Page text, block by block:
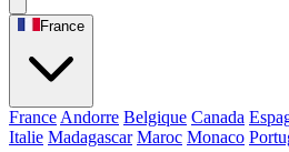
France
France Andorre Belgique Canada
Italie Madagascar Maroc Monaco